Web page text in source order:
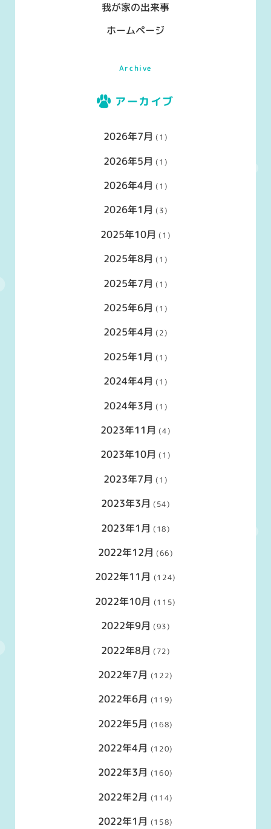
我が家の出来事
ホームページ
Archive
アーカイブ
2026年7月 (1)
2026年5月 (1)
2026年4月 (1)
2026年1月 (3)
2025年10月 (1)
2025年8月 (1)
2025年7月 (1)
2025年6月 (1)
2025年4月 (2)
2025年1月 (1)
2024年4月 (1)
2024年3月 (1)
2023年11月 (4)
2023年10月 (1)
2023年7月 (1)
2023年3月 (54)
2023年1月 (18)
2022年12月 (66)
2022年11月 (124)
2022年10月 (115)
2022年9月 (93)
2022年8月 (72)
2022年7月 (122)
2022年6月 (119)
2022年5月 (168)
2022年4月 (120)
2022年3月 (160)
2022年2月 (114)
2022年1月 (158)